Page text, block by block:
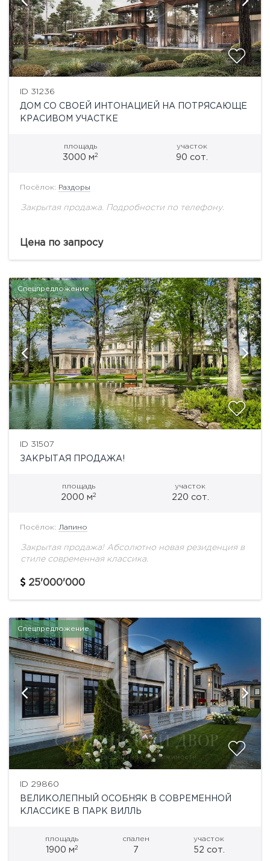
ID 31236
ДОМ СО СВОЕЙ ИНТОНАЦИЕЙ НА ПОТРЯСАЮЩЕ
КРАСИВОМ УЧАСТКЕ
площадь
3000 м2
участок
90 сот.
Посёлок: Раздоры
Закрытая продажа. Подробности по телефону.
Цена по запросу
Спецпредложение
ID 31507
ЗАКРЫТАЯ ПРОДАЖА!
площадь
2000 м2
участок
220 сот.
Посёлок: Лапино
Закрытая продажа! Абсолютно новая резиденция в
стиле современная классика.
25'000'000
Спецпредложение
ID 29860
ВЕЛИКОЛЕПНЫЙ ОСОБНЯК В СОВРЕМЕННОЙ
КЛАССИКЕ В ПАРК ВИЛЛЬ
площадь
1900 м2
спален
7
участок
52 сот.